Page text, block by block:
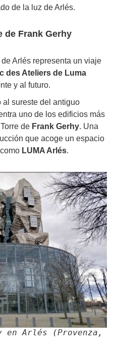
de la luz de Arlés.
de Frank Gerhy
Arlés representa un viaje
des Ateliers de Luma
y al futuro.
al sureste del antiguo
uno de los edificios más
de Frank Gerhy. Una
que acoge un espacio
LUMA Arlés.
en Arlés (Provenza,